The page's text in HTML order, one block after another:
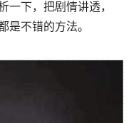
一下，把剧情讲透，
是不错的方法。